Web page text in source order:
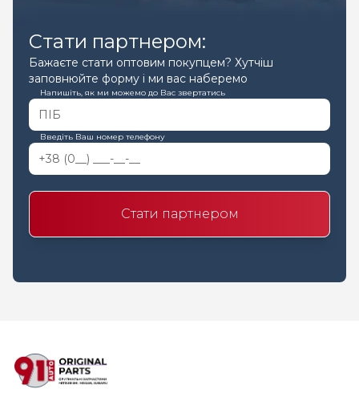
Стати партнером:
Бажаєте стати оптовим покупцем? Хутчіш
заповнюйте форму і ми вас наберемо
Напишіть, як ми можемо до Вас звертатись
Введіть Ваш номер телефону
Стати партнером